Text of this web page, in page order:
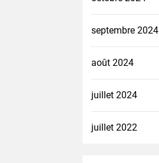
septembre 2024
août 2024
juillet 2024
juillet 2022